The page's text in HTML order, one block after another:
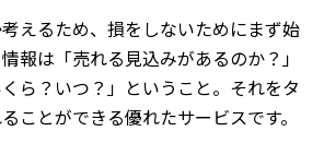
えるため、損をしないためにまず始
報は「売れる見込みがあるのか？」
くら？いつ？」ということ。それをタ
ことができる優れたサービスです。